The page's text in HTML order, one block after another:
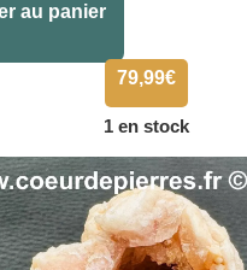
79,99€
1 en stock
au panier